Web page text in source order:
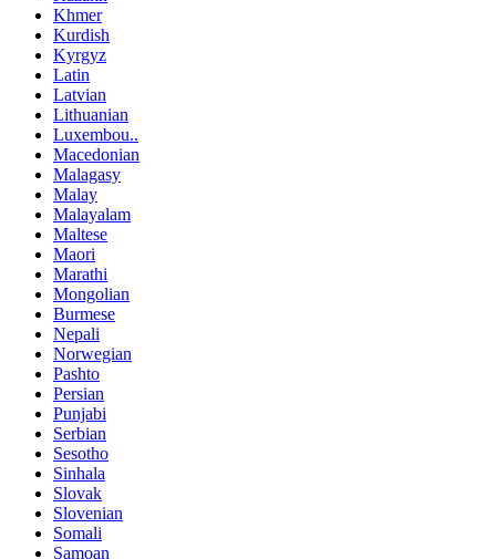
Khmer
Kurdish
Kyrgyz
Latin
Latvian
Lithuanian
Luxembou..
Macedonian
Malagasy
Malay
Malayalam
Maltese
Maori
Marathi
Mongolian
Burmese
Nepali
Norwegian
Pashto
Persian
Punjabi
Serbian
Sesotho
Sinhala
Slovak
Slovenian
Somali
Samoan